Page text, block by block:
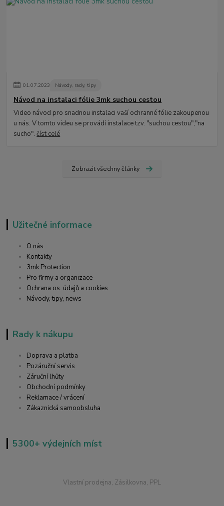
01.07.2023 Návody, rady, tipy
Návod na instalaci fólie 3mk suchou cestou
Video návod pro snadnou instalaci vaší ochranné fólie zakoupenou
u nás. V tomto videu se provádí instalace tzv. "suchou cestou","na
sucho".číst celé
Zobrazit všechny články
Užitečné informace
O nás
Kontakty
3mk Protection
Pro firmy a organizace
Ochrana os. údajů a cookies
Návody, tipy, news
Rady k nákupu
Doprava a platba
Pozáruční servis
Záruční lhůty
Obchodní podmínky
Reklamace / vrácení
Zákaznická samoobsluha
5300+ výdejních míst
Vlastní prodejna, Zásilkovna, PPL